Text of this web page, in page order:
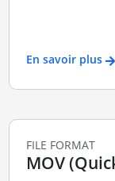
En savoir plus
FILE FORMAT
MOV